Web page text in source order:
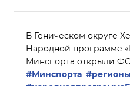
В Геническом округе
Народной программе
Минспорта открыли
#Минспорта #регионы